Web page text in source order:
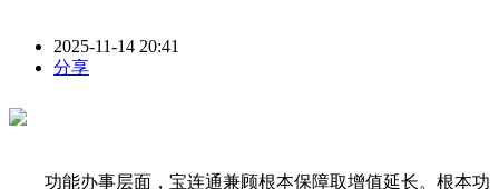
2025-11-14 20:41
分享
功能办事层面，宝连通兼顾根本保障取增值延长。根本功